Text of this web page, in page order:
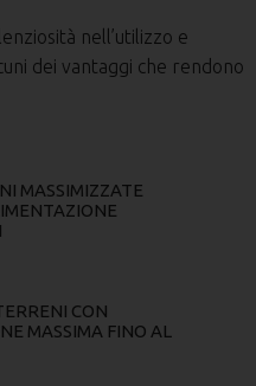
nell’utilizzo e
dei vantaggi che rendono
MASSIMIZZATE
CON
MASSIMA FINO AL